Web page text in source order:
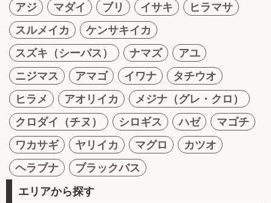
アジ マダイ ブリ イサキ
ヒラマサ
スルメイカ
ケンサキイカ
スズキ（シーバス）
ナマズ
アユ
ニジマス
アマゴ イワナ
タチウオ
ヒラメ
アオリイカ
メジナ（グレ・クロ）
クロダイ（チヌ）
シロギス ハゼ
マゴチ
ワカサギ
ヤリイカ マグロ
カツオ
ヘラブナ
ブラックバス
エリアから探す